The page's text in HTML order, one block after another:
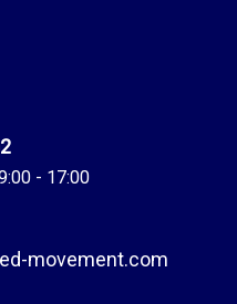
- 17:00
movement.com